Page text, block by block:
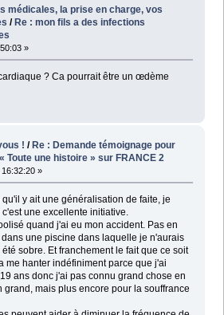
médicales, la prise en charge, vos
/ Re : mon fils a des infections
»
? Ca pourrait être un œdème
! / Re : Demande témoignage pour
Toute une histoire » sur FRANCE 2
»
y ait une généralisation de faite, je
une excellente initiative.
quand j'ai eu mon accident. Pas en
une piscine dans laquelle je n'aurais
sobre. Et franchement le fait que ce soit
me hanter indéfiniment parce que j'ai
ans donc j'ai pas connu grand chose en
grand, mais plus encore pour la souffrance